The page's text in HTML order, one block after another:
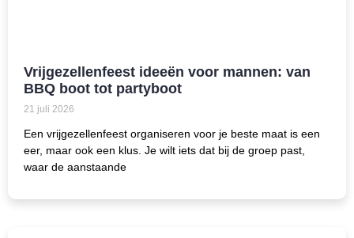
Vrijgezellenfeest ideeën voor mannen: van
BBQ boot tot partyboot
21 juli 2026
Een vrijgezellenfeest organiseren voor je beste maat is een
eer, maar ook een klus. Je wilt iets dat bij de groep past,
waar de aanstaande